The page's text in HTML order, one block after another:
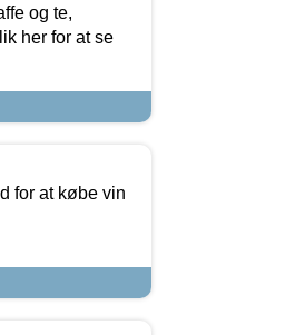
og te,
her for at se
for at købe vin